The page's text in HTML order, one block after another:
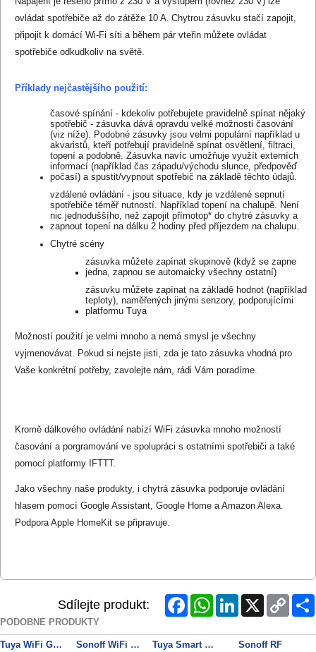
ovládat spotřebiče až do zátěže 10 A. Chytrou zásuvku stačí zapojit,
připojit k domácí Wi-Fi síti a během pár vteřin můžete ovládat
spotřebiče odkudkoliv na světě.
Příklady nejčastějšího použití:
časové spínání - kdekoliv potřebujete pravidelně spínat nějaký
spotřebič - zásuvka dává opravdu velké možnosti časování
(viz níže). Podobné zásuvky jsou velmi populární například u
akvaristů, kteří potřebují pravidelně spínat osvětlení, filtraci,
topení a podobně. Zásuvka navíc umožňuje využít externích
informací (například čas západu/východu slunce, předpověď
počasí) a spustit/vypnout spotřebič na základě těchto údajů.
vzdálené ovládání - jsou situace, kdy je vzdálené sepnutí
spotřebiče téměř nutností. Například topení na chalupě. Není
nic jednoduššího, než zapojit přímotop* do chytré zásuvky a
zapnout topení na dálku 2 hodiny před příjezdem na chalupu.
Chytré scény
zásuvka můžete zapínat skupinově (když se zapne
jedna, zapnou se automaicky všechny ostatní)
zásuvku můžete zapínat na základě hodnot (například
teploty), naměřených jinými senzory, podporujícími
platformu Tuya
Možností použití je velmi mnoho a nemá smysl je všechny
vyjmenovávat. Pokud si nejste jisti, zda je tato zásuvka vhodná pro
Vaše konkrétní potřeby, zavolejte nám, rádi Vám poradíme.
Kromě dálkového ovládání nabízí WiFi zásuvka mnoho možností
časování a porgramování ve spolupráci s ostatními spotřebiči a také
pomocí platformy IFTTT.
Jako všechny naše produkty, i chytrá zásuvka podporuje ovládání
hlasem pomocí Google Assistant, Google Home a Amazon Alexa.
Podpora Apple HomeKit se připravuje.
Sdílejte produkt: FacebookWhatsAppLinkedInX
Copy
Link
PODOBNÉ PRODUKTY
Tuya WiFi Gate DC5 Sonoff WiFi otvírač Tuya Smart Touch 1 Sonoff RF